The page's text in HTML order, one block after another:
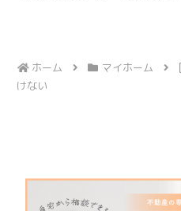
ホーム マイホーム
けない